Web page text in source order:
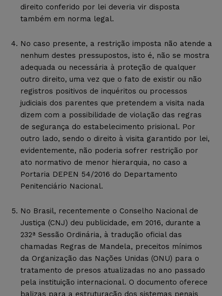
direito conferido por lei deveria vir disposta
também em norma legal.
No caso presente, a restrição imposta não atende a
nenhum destes pressupostos, isto é, não se mostra
adequada ou necessária à proteção de qualquer
outro direito, uma vez que o fato de existir ou não
registros positivos de inquéritos ou processos
judiciais dos parentes que pretendem a visita nada
dizem com a possibilidade de violação das regras
de segurança do estabelecimento prisional. Por
outro lado, sendo o direito à visita garantido por lei,
evidentemente, não poderia sofrer restrição por
ato normativo de menor hierarquia, no caso a
Portaria DEPEN 54/2016 do Departamento
Penitenciário Nacional.
No Brasil, recentemente o Conselho Nacional de
Justiça (CNJ) deu publicidade, em 2016, durante a
232ª Sessão Ordinária, à tradução oficial das
chamadas Regras de Mandela, preceitos mínimos
da Organização das Nações Unidas (ONU) para o
tratamento de presos atualizadas no ano passado
pela instituição internacional. O documento oferece
balizas para a estruturação dos sistemas penais